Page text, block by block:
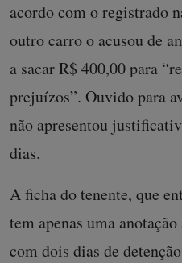
acordo com o registrado
outro carro o acusou de
a sacar R$ 400,00 para
prejuízos”. Ouvido para
não apresentou
dias.
A ficha do tenente, que
tem apenas uma
com dois dias de